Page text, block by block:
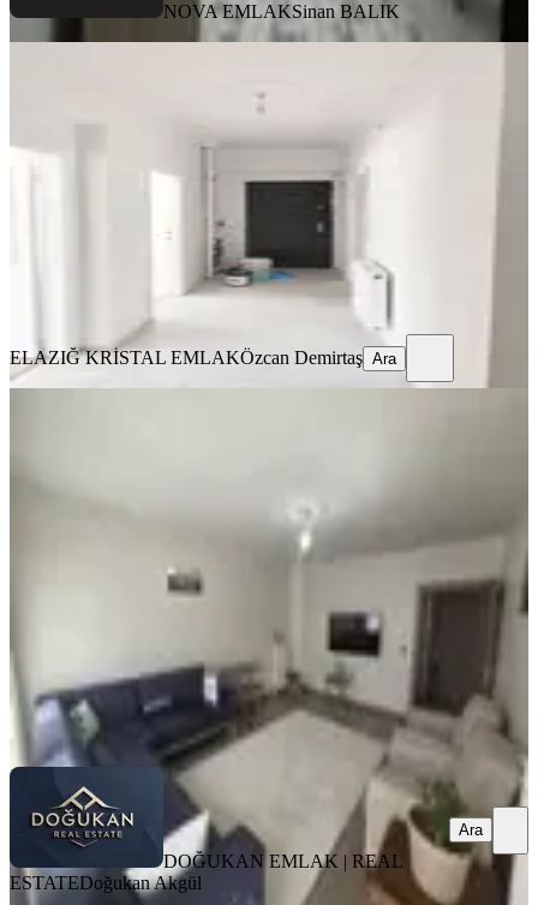
NOVA EMLAKSinan BALIK
05.08.2026
ELAZIĞ KRİSTAL EMLAKÖzcan Demirtaş
ELAZIĞ KRİSTAL EMLAKÖzcan Demirtaş Ara
2. Kat
2.680.000 ₺
DOĞUKAN EMLAK | REAL ESTATEDoğukan Akgül
DOĞUKAN EMLAK | REAL
ESTATEDoğukan Akgül
Ara